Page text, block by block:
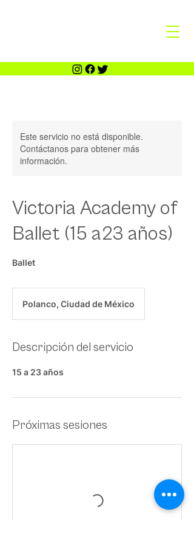
Este servicio no está disponible.
Contáctanos para obtener más
información.
Victoria Academy of
Ballet (15 a23 años)
Ballet
Polanco, Ciudad de México
Descripción del servicio
15 a 23 años
Próximas sesiones